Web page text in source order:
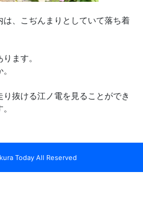
、こぢんまりとしていて落ち着
ます。
抜ける江ノ電を見ることができ
Today All Reserved